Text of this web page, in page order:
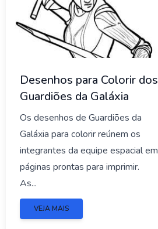
Desenhos para Colorir dos
Guardiões da Galáxia
Os desenhos de Guardiões da
Galáxia para colorir reúnem os
integrantes da equipe espacial em
páginas prontas para imprimir.
As...
VEJA MAIS